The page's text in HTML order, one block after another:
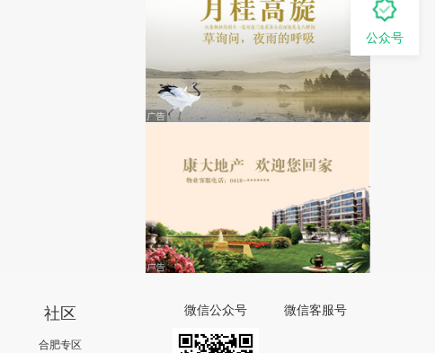
社区
合肥专区
微信公众号 微信客服号
公众号